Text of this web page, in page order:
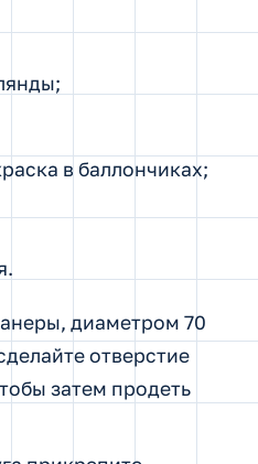
в баллончиках;
диаметром 70
отверстие
затем продеть